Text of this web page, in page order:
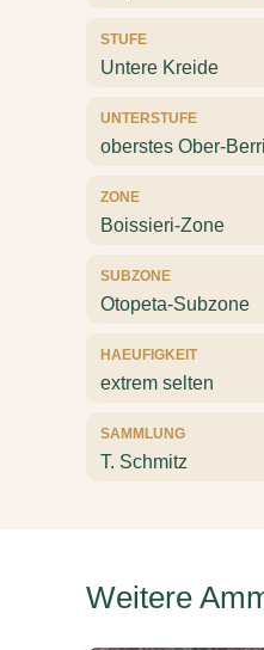
STUFE
Untere Kreide
UNTERSTUFE
oberstes Ober-
ZONE
Boissieri-Zone
SUBZONE
Otopeta-Subzone
HAEUFIGKEIT
extrem selten
SAMMLUNG
T. Schmitz
Weitere